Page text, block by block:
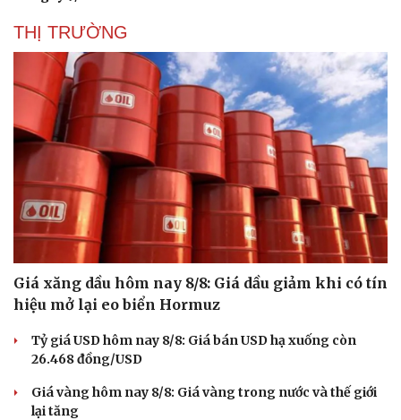
Doanh nghiệp
Thông tin doanh nghiệp
Doanh nghiệp 24h
Doanh nhân
Vì cộng đồng
Công nghệ
Sành điệu
Tin Công nghệ
Trải nghiệm
Chuyển đổi số
THỊ TRƯỜNG
Giá xăng dầu hôm nay 8/8: Giá dầu giảm khi có tín
hiệu mở lại eo biển Hormuz
Tỷ giá USD hôm nay 8/8: Giá bán USD hạ xuống còn
26.468 đồng/USD
Giá vàng hôm nay 8/8: Giá vàng trong nước và thế giới
lại tăng